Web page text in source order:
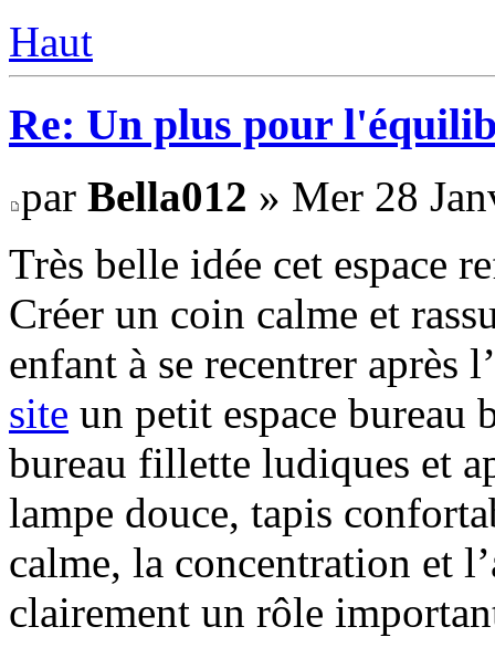
Haut
Re: Un plus pour
par Bella012 » Mer 28
Très belle idée cet espace
Créer un coin calme et
enfant à se recentrer après
site un petit espace bureau
bureau fillette ludiques et
lampe douce, tapis
calme, la concentration et
clairement un rôle